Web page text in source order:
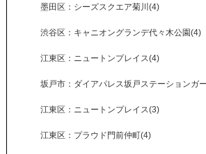
墨田区：シーズスクエア菊川(4)
渋谷区：キャニオングランデ代々木公園(4)
江東区：ニュートンプレイス(4)
坂戸市：ダイアパレス坂戸ステーションガ
江東区：ニュートンプレイス(3)
江東区：プラウド門前仲町(4)